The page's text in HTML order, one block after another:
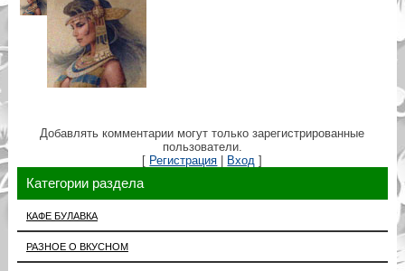
Добавлять комментарии могут только зарегистрированные
пользователи.
[ Регистрация | Вход ]
Категории раздела
КАФЕ БУЛАВКА
РАЗНОЕ О ВКУСНОМ